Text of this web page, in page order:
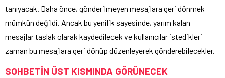
tanıyacak. Daha önce, gönderilmeyen mesajlara geri dönmek
mümkün değildi. Ancak bu yenilik sayesinde, yarım kalan
mesajlar taslak olarak kaydedilecek ve kullanıcılar istedikleri
zaman bu mesajlara geri dönüp düzenleyerek gönderebilecekler.
SOHBETİN ÜST KISMINDA GÖRÜNECEK